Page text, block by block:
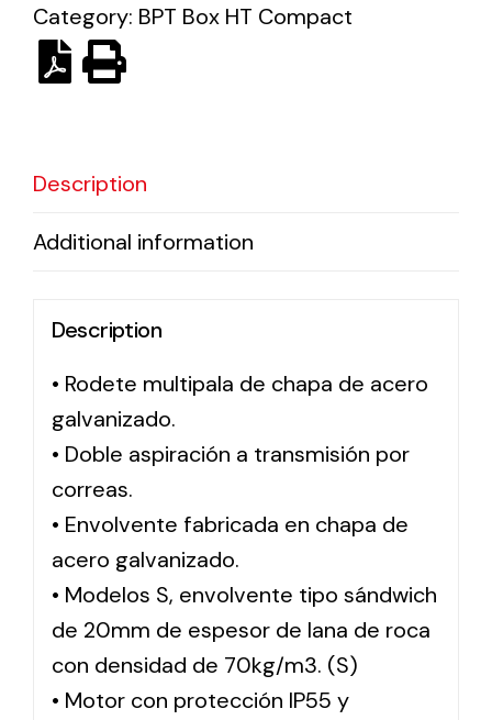
Iluminación Solar
Category: BPT Box HT Compact
Description
Additional information
Description
• Rodete multipala de chapa de acero
galvanizado.
• Doble aspiración a transmisión por
correas.
• Envolvente fabricada en chapa de
acero galvanizado.
• Modelos S, envolvente tipo sándwich
de 20mm de espesor de lana de roca
con densidad de 70kg/m3. (S)
• Motor con protección IP55 y